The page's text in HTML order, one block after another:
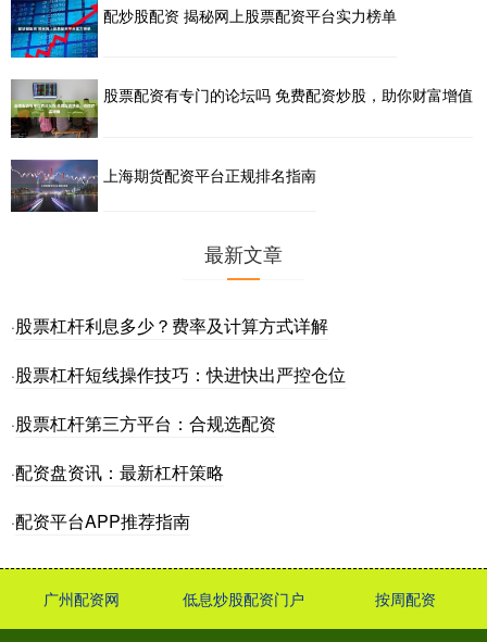
配炒股配资 揭秘网上股票配资平台实力榜单
股票配资有专门的论坛吗 免费配资炒股，助你财富增值
上海期货配资平台正规排名指南
最新文章
·股票杠杆利息多少？费率及计算方式详解
·股票杠杆短线操作技巧：快进快出严控仓位
·股票杠杆第三方平台：合规选配资
·配资盘资讯：最新杠杆策略
·配资平台APP推荐指南
广州配资网 低息炒股配资门户 按周配资